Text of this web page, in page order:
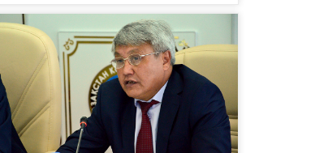
Орта Азия немесе Түркітану...